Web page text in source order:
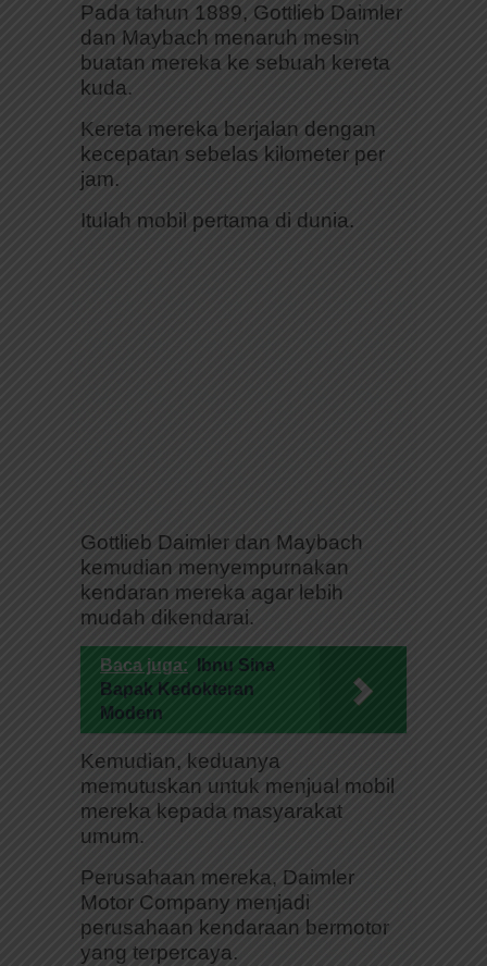
Pada tahun 1889, Gottlieb Daimler
dan Maybach menaruh mesin
buatan mereka ke sebuah kereta
kuda.
Kereta mereka berjalan dengan
kecepatan sebelas kilometer per
jam.
Itulah mobil pertama di dunia.
Gottlieb Daimler dan Maybach
kemudian menyempurnakan
kendaran mereka agar lebih
mudah dikendarai.
Baca juga:
Ibnu Sina
Bapak Kedokteran
Modern
Kemudian, keduanya
memutuskan untuk menjual mobil
mereka kepada masyarakat
umum.
Perusahaan mereka, Daimler
Motor Company menjadi
perusahaan kendaraan bermotor
yang terpercaya.